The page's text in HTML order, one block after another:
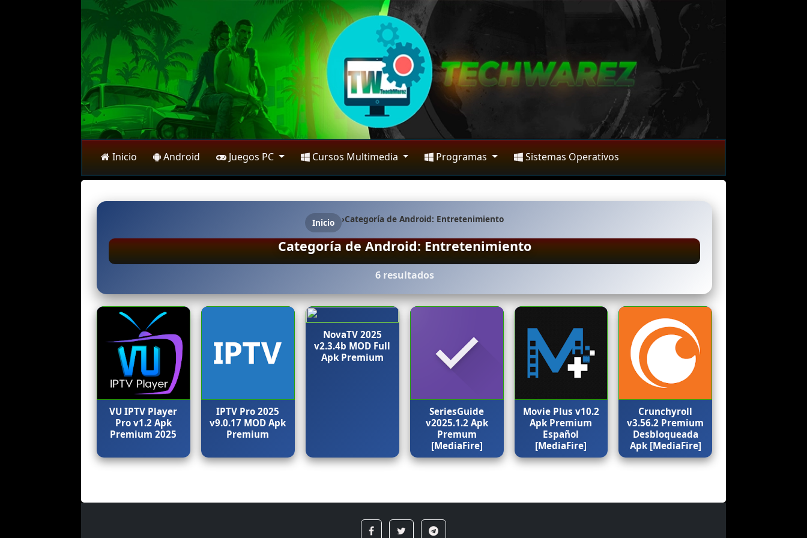
Inicio Android Juegos PC Cursos Multimedia Programas Sistemas Operativos
Inicio ›Categoría de Android: Entretenimiento
Categoría de Android:Entretenimiento
6 resultados
VU IPTV Player
Pro v1.2 Apk
Premium 2025
IPTV Pro 2025
v9.0.17 MOD Apk
Premium
NovaTV 2025
v2.3.4b MOD Full
Apk Premium
SeriesGuide
v2025.1.2 Apk
Premum
[MediaFire]
Movie Plus v10.2
Apk Premium
Español
[MediaFire]
Crunchyroll
v3.56.2 Premium
Desbloqueada
Apk [MediaFire]